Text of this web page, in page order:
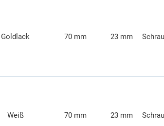
Goldlack 70 mm 23 mm
Weiß 70 mm 23 mm